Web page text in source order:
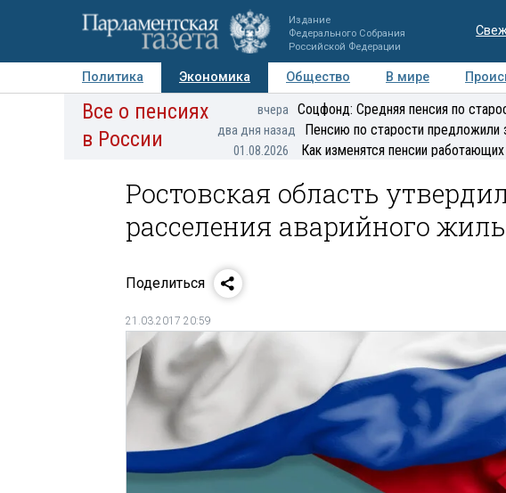
Издание
Федерального Собрания
Российской Федерации
Политика Экономика Общество В мире
Авторы Персоны Мнения Регионы Медиацентр
Все о пенсиях
в России
вчера Соцфонд: Средняя пенсия по
два дня назад Пенсию по старости предложили
01.08.2026 Как изменятся пенсии
Ростовская область
расселения аварийного
Поделиться
21.03.2017 20:59